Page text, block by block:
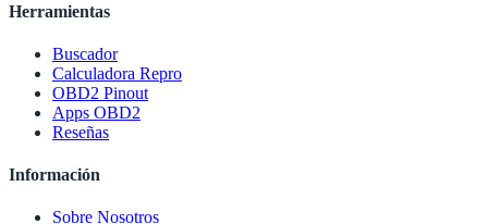
Herramientas
Buscador
Calculadora Repro
OBD2 Pinout
Apps OBD2
Reseñas
Información
Sobre Nosotros